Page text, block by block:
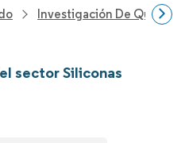
Investigación De
sector Siliconas